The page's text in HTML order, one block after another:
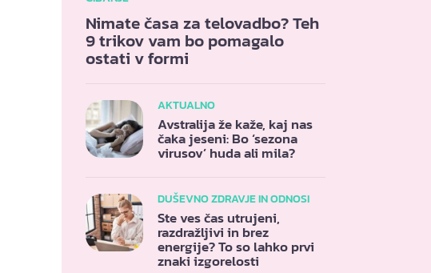
Nimate časa za telovadbo? Teh
9 trikov vam bo pomagalo
ostati v formi
AKTUALNO
Avstralija že kaže, kaj nas
čaka jeseni: Bo ‘sezona
virusov’ huda ali mila?
DUŠEVNO ZDRAVJE IN ODNOSI
Ste ves čas utrujeni,
razdražljivi in brez
energije? To so lahko prvi
znaki izgorelosti